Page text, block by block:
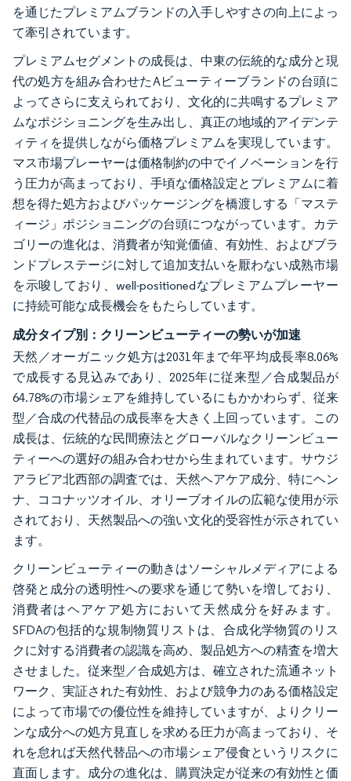
を通じたプレミアムブランドの入手しやすさの向上によっ
て牽引されています。
プレミアムセグメントの成長は、中東の伝統的な成分と現
代の処方を組み合わせたAビューティーブランドの台頭に
よってさらに支えられており、文化的に共鳴するプレミア
ムなポジショニングを生み出し、真正の地域的アイデンテ
ィティを提供しながら価格プレミアムを実現しています。
マス市場プレーヤーは価格制約の中でイノベーションを行
う圧力が高まっており、手頃な価格設定とプレミアムに着
想を得た処方およびパッケージングを橋渡しする「マステ
ィージ」ポジショニングの台頭につながっています。カテ
ゴリーの進化は、消費者が知覚価値、有効性、およびブラ
ンドプレステージに対して追加支払いを厭わない成熟市場
を示唆しており、well-positionedなプレミアムプレーヤー
に持続可能な成長機会をもたらしています。
成分タイプ別：クリーンビューティーの勢いが加速
天然／オーガニック処方は2031年まで年平均成長率8.06%
で成長する見込みであり、2025年に従来型／合成製品が
64.78%の市場シェアを維持しているにもかかわらず、従来
型／合成の代替品の成長率を大きく上回っています。この
成長は、伝統的な民間療法とグローバルなクリーンビュー
ティーへの選好の組み合わせから生まれています。サウジ
アラビア北西部の調査では、天然ヘアケア成分、特にヘン
ナ、ココナッツオイル、オリーブオイルの広範な使用が示
されており、天然製品への強い文化的受容性が示されてい
ます。
クリーンビューティーの動きはソーシャルメディアによる
啓発と成分の透明性への要求を通じて勢いを増しており、
消費者はヘアケア処方において天然成分を好みます。
SFDAの包括的な規制物質リストは、合成化学物質のリス
クに対する消費者の認識を高め、製品処方への精査を増大
させました。従来型／合成処方は、確立された流通ネット
ワーク、実証された有効性、および競争力のある価格設定
によって市場での優位性を維持していますが、よりクリー
ンな成分への処方見直しを求める圧力が高まっており、そ
れを怠れば天然代替品への市場シェア侵食というリスクに
直面します。成分の進化は、購買決定が従来の有効性と価